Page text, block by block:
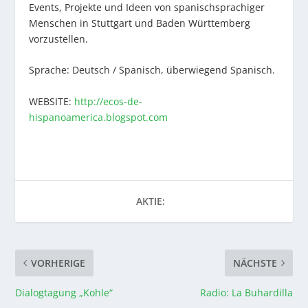
Events, Projekte und Ideen von spanischsprachiger
Menschen in Stuttgart und Baden Württemberg
vorzustellen.
Sprache: Deutsch / Spanisch, überwiegend Spanisch.
WEBSITE: http://ecos-de-
hispanoamerica.blogspot.com
AKTIE:
VORHERIGE
Dialogtagung „Kohle“
NÄCHSTE
Radio: La Buhardilla